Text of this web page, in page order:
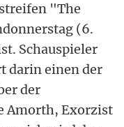
"The
(6.
Schauspieler
darin einen der
der
Amorth, Exorzist